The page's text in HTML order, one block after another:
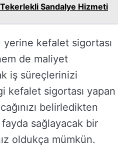
Tekerlekli Sandalye Hizmeti
kefalet sigortası
de maliyet
iş süreçlerinizi
kefalet sigortası yapan
belirledikten
sağlayacak bir
oldukça mümkün.